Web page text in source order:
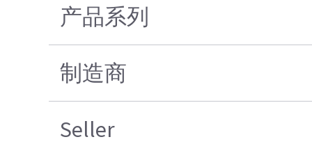
产品系列
制造商
Seller